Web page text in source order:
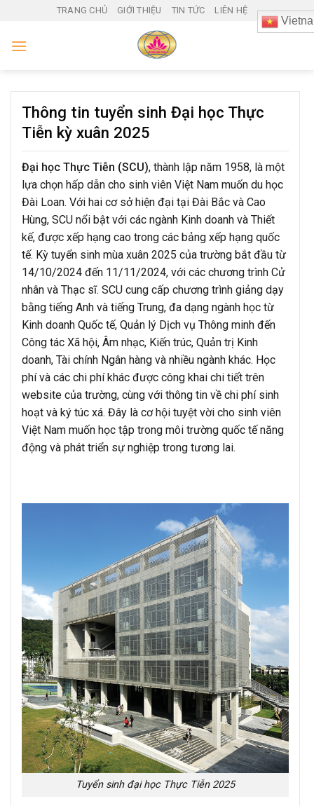
content
TRANG CHỦ GIỚI THIỆU TIN TỨC LIÊN HỆ
Thông tin tuyển sinh Đại học Thực
Tiễn kỳ xuân 2025
Đại học Thực Tiễn (SCU), thành lập năm 1958, là một
lựa chọn hấp dẫn cho sinh viên Việt Nam muốn du học
Đài Loan. Với hai cơ sở hiện đại tại Đài Bắc và Cao
Hùng, SCU nổi bật với các ngành Kinh doanh và Thiết
kế, được xếp hạng cao trong các bảng xếp hạng quốc
tế. Kỳ tuyển sinh mùa xuân 2025 của trường bắt đầu từ
14/10/2024 đến 11/11/2024, với các chương trình Cử
nhân và Thạc sĩ. SCU cung cấp chương trình giảng dạy
bằng tiếng Anh và tiếng Trung, đa dạng ngành học từ
Kinh doanh Quốc tế, Quản lý Dịch vụ Thông minh đến
Công tác Xã hội, Âm nhạc, Kiến trúc, Quản trị Kinh
doanh, Tài chính Ngân hàng và nhiều ngành khác. Học
phí và các chi phí khác được công khai chi tiết trên
website của trường, cùng với thông tin về chi phí sinh
hoạt và ký túc xá. Đây là cơ hội tuyệt vời cho sinh viên
Việt Nam muốn học tập trong môi trường quốc tế năng
động và phát triển sự nghiệp trong tương lai.
Tuyển sinh đại học Thực Tiễn 2025